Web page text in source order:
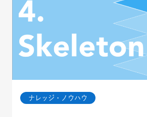
ナレッジ・ノウハウ